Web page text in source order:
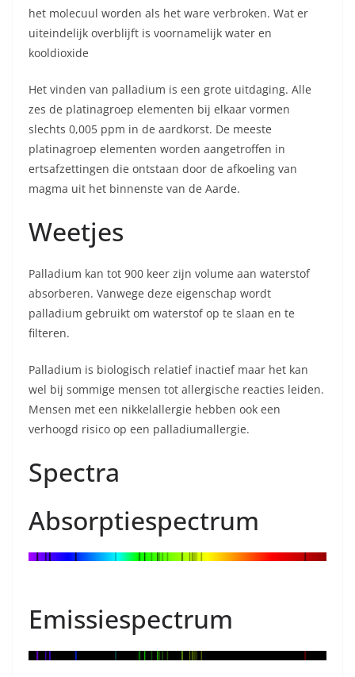
het molecuul worden als het ware verbroken. Wat er
uiteindelijk overblijft is voornamelijk water en
kooldioxide
Het vinden van palladium is een grote uitdaging. Alle
zes de platinagroep elementen bij elkaar vormen
slechts 0,005 ppm in de aardkorst. De meeste
platinagroep elementen worden aangetroffen in
ertsafzettingen die ontstaan door de afkoeling van
magma uit het binnenste van de Aarde.
Weetjes
Palladium kan tot 900 keer zijn volume aan waterstof
absorberen. Vanwege deze eigenschap wordt
palladium gebruikt om waterstof op te slaan en te
filteren.
Palladium is biologisch relatief inactief maar het kan
wel bij sommige mensen tot allergische reacties leiden.
Mensen met een nikkelallergie hebben ook een
verhoogd risico op een palladiumallergie.
Spectra
Absorptiespectrum
Emissiespectrum